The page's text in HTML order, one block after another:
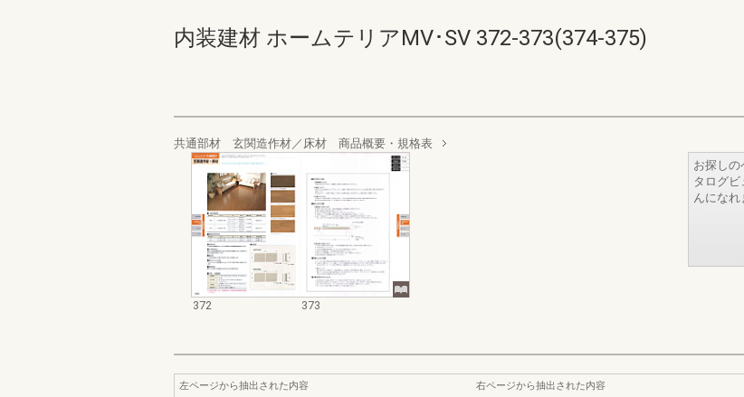
内装建材 ホームテリアMV･SV 372-373(374-375)
共通部材 玄関造作材／床材 商品概要・規格表
372 373
お探しの
タログ
んになれ
左ページから抽出された内容
右ページから抽出された内容